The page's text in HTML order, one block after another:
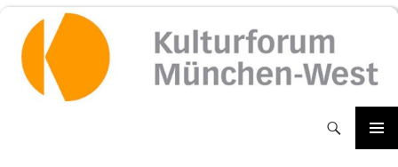
Inhalt
springen